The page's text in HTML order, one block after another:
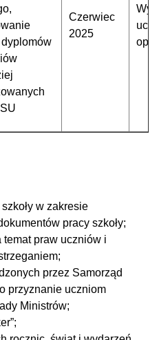
Czerwiec
2025
w zakresie
pracy szkoły;
praw uczniów i
przez Samorząd
przyznanie uczniom
Ministrów;